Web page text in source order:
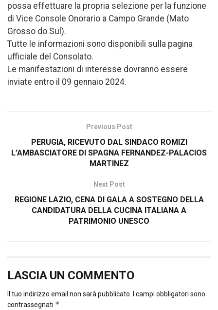
possa effettuare la propria selezione per la funzione
di Vice Console Onorario a Campo Grande (Mato
Grosso do Sul).
Tutte le informazioni sono disponibili sulla pagina
ufficiale del Consolato.
Le manifestazioni di interesse dovranno essere
inviate entro il 09 gennaio 2024.
Previous Post
PERUGIA, RICEVUTO DAL SINDACO ROMIZI
L’AMBASCIATORE DI SPAGNA FERNANDEZ-PALACIOS
MARTINEZ
Next Post
REGIONE LAZIO, CENA DI GALA A SOSTEGNO DELLA
CANDIDATURA DELLA CUCINA ITALIANA A
PATRIMONIO UNESCO
LASCIA UN COMMENTO
Il tuo indirizzo email non sarà pubblicato.
I campi obbligatori sono
contrassegnati *